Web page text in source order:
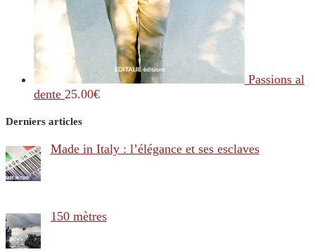
Passions al
dente 25.00€
Derniers articles
Made in Italy : l’élégance et ses esclaves
150 mètres